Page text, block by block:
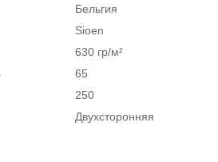
Бельгия
Sioen
630 гр/м²
65
250
Двухсторонняя